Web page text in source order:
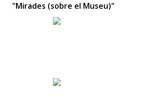
"Mirades (sobre el Museu)"